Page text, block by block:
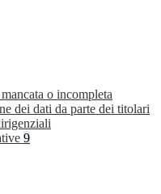
o incompleta
dei dati da parte dei titolari
9